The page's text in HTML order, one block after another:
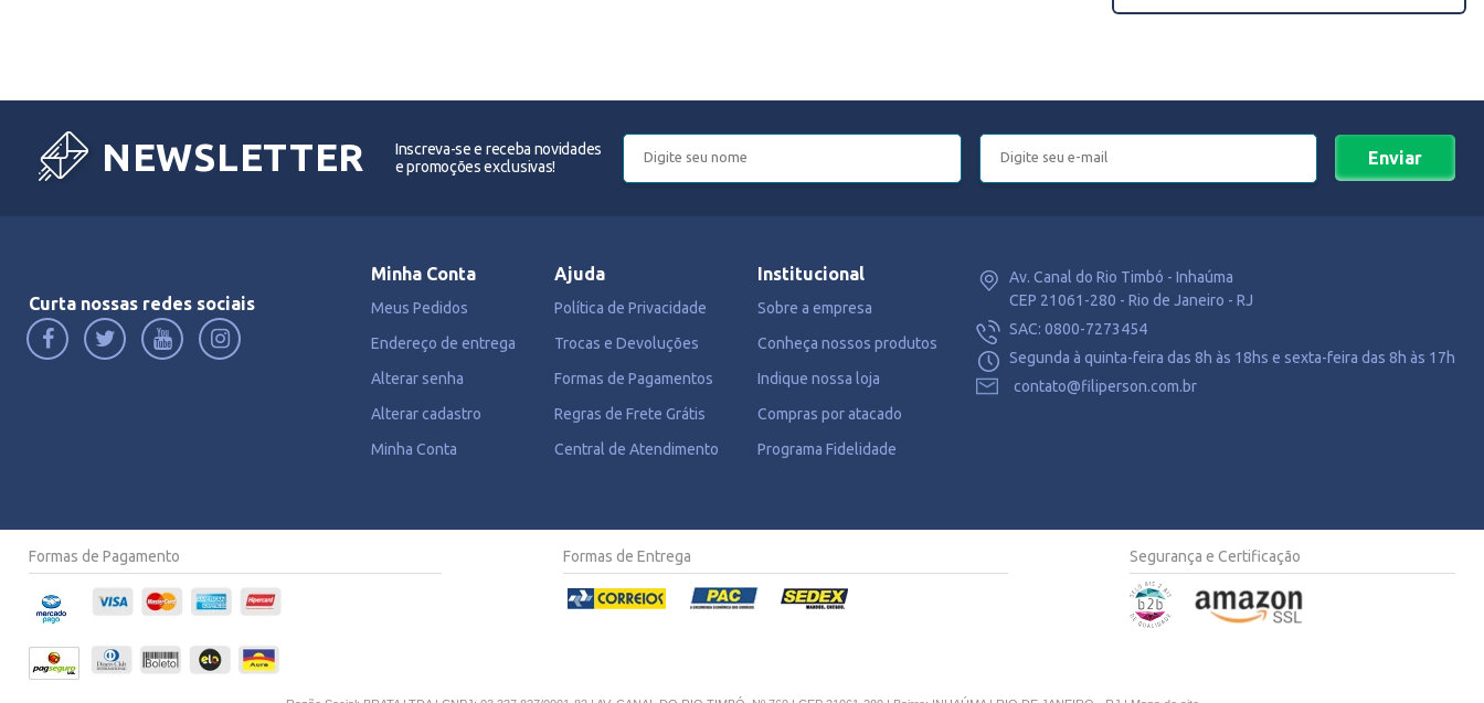
NEWSLETTER
Inscreva-se e receba novidades
e promoções exclusivas!
Enviar
Curta nossas redes sociais
Minha Conta
Meus Pedidos
Endereço de entrega
Alterar senha
Alterar cadastro
Minha Conta
Ajuda
Política de Privacidade
Trocas e Devoluções
Formas de Pagamentos
Regras de Frete Grátis
Central de Atendimento
Institucional
Sobre a empresa
Conheça nossos produtos
Indique nossa loja
Compras por atacado
Programa Fidelidade
Av. Canal do Rio Timbó - Inhaúma
CEP 21061-280 - Rio de Janeiro - RJ
SAC: 0800-7273454
Segunda à quinta-feira das 8h às 18hs e sexta-feira das 8h às 17h
contato@filiperson.com.br
Formas de Pagamento Formas de Entrega Segurança e Certificação